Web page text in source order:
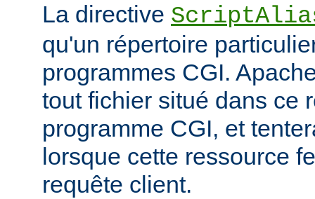
La directive
qu'un répertoire
programmes CGI.
tout fichier situé dans ce
programme CGI, et
lorsque cette ressource
requête client.